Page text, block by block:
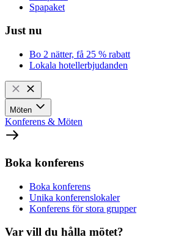
Spapaket
Just nu
Bo 2 nätter, få 25 % rabatt
Lokala hotellerbjudanden
Möten
Konferens & Möten
Boka konferens
Boka konferens
Unika konferenslokaler
Konferens för stora grupper
Var vill du hålla mötet?